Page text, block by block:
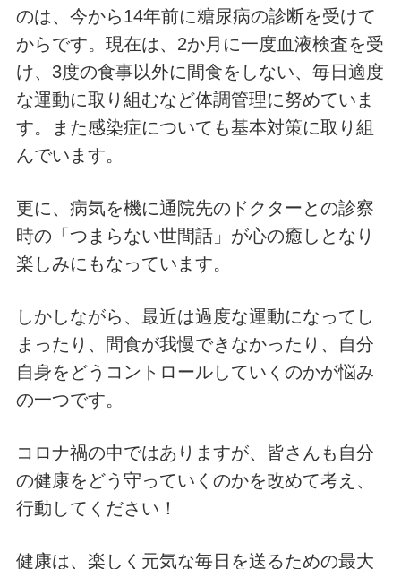
のは、今から14年前に糖尿病の診断を受けて
からです。現在は、2か月に一度血液検査を受
け、3度の食事以外に間食をしない、毎日適度
な運動に取り組むなど体調管理に努めていま
す。また感染症についても基本対策に取り組
んでいます。
更に、病気を機に通院先のドクターとの診察
時の「つまらない世間話」が心の癒しとなり
楽しみにもなっています。
しかしながら、最近は過度な運動になってし
まったり、間食が我慢できなかったり、自分
自身をどうコントロールしていくのかが悩み
の一つです。
コロナ禍の中ではありますが、皆さんも自分
の健康をどう守っていくのかを改めて考え、
行動してください！
健康は、楽しく元気な毎日を送るための最大